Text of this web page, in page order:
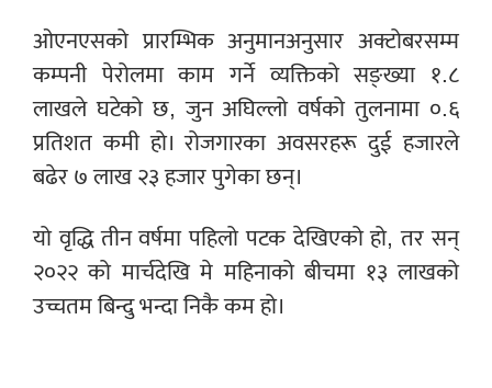
ओएनएसको प्रारम्भिक अनुमानअनुसार अक्टोबरसम्म
कम्पनी पेरोलमा काम गर्ने व्यक्तिको सङ्ख्या १.८
लाखले घटेको छ, जुन अघिल्लो वर्षको तुलनामा ०.६
प्रतिशत कमी हो। रोजगारका अवसरहरू दुई हजारले
बढेर ७ लाख २३ हजार पुगेका छन्।
यो वृद्धि तीन वर्षमा पहिलो पटक देखिएको हो, तर सन्
२०२२ को मार्चदेखि मे महिनाको बीचमा १३ लाखको
उच्चतम बिन्दु भन्दा निकै कम हो।